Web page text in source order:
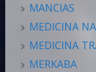
MANCIAS
MEDICINA
MEDICINA
MERKABA